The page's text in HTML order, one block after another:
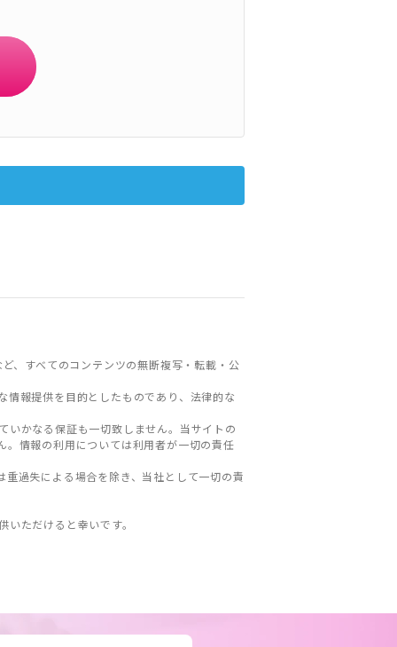
、すべてのコンテンツの無断複写・転載・公
報提供を目的としたものであり、法律的な
いかなる保証も一切致しません。当サイトの
情報の利用については利用者が一切の責任
過失による場合を除き、当社として一切の責
ただけると幸いです。